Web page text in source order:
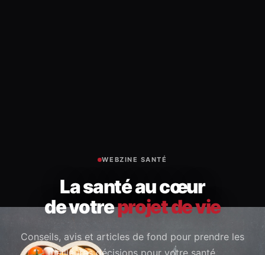
WEBZINE SANTÉ
La santé au cœur
de votreprojet de vie
Conseils, avis et articles de fond pour prendre les